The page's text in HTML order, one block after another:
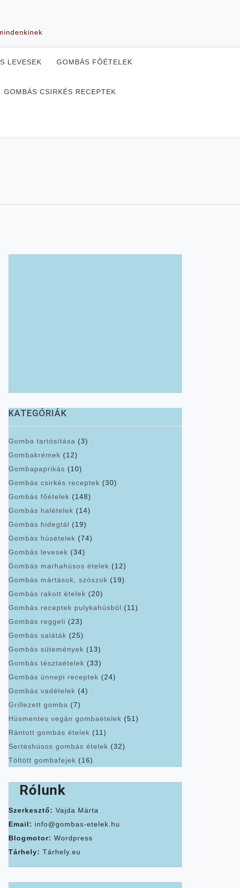
LEVESEK GOMBÁS FŐÉTELEK
GOMBÁS CSIRKÉS RECEPTEK
KATEGÓRIÁK
Gomba tartósítása (3)
Gombakrémek (12)
Gombapaprikás (10)
Gombás csirkés receptek (30)
Gombás főételek (148)
Gombás halételek (14)
Gombás hidegtál (19)
Gombás húsételek (74)
Gombás levesek (34)
Gombás marhahúsos ételek (12)
Gombás mártások, szószok (19)
Gombás rakott ételek (20)
Gombás receptek pulykahúsból (11)
Gombás reggeli (23)
Gombás saláták (25)
Gombás sütemények (13)
Gombás tésztaételek (33)
Gombás ünnepi receptek (24)
Gombás vadételek (4)
Grillezett gomba (7)
Húsmentes vegán gombaételek (51)
Rántott gombás ételek (11)
Sertéshúsos gombás ételek (32)
Töltött gombafejek (16)
Rólunk
Szerkesztő: Vajda Márta
Email: info@gombas-etelek.hu
Blogmotor: Wordpress
Tárhely: Tárhely.eu